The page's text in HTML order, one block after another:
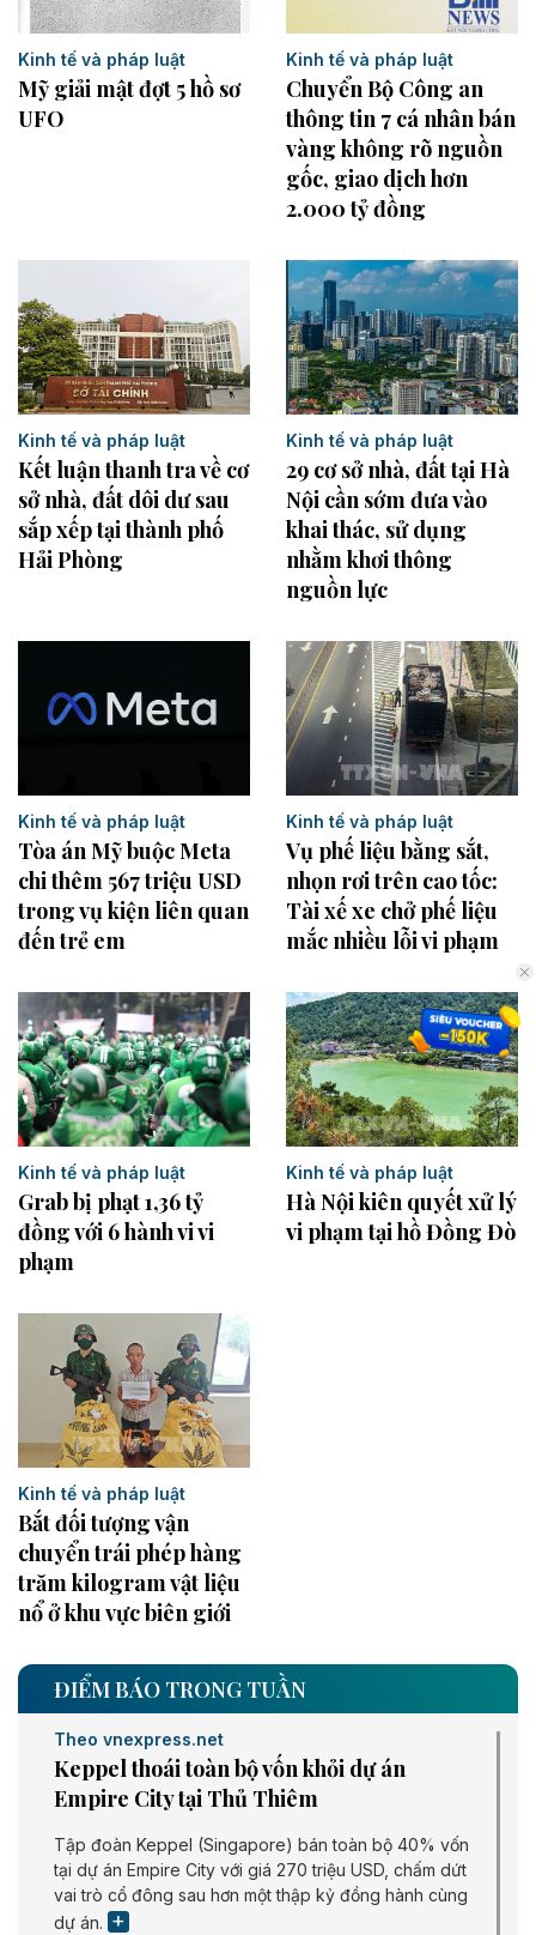
Kinh tế và pháp luật
Mỹ giải mật đợt 5 hồ sơ
UFO
Kinh tế và pháp luật
Chuyển Bộ Công an
thông tin 7 cá nhân bán
vàng không rõ nguồn
gốc, giao dịch hơn
2.000 tỷ đồng
Kinh tế và pháp luật
Kết luận thanh tra về cơ
sở nhà, đất dôi dư sau
sắp xếp tại thành phố
Hải Phòng
Kinh tế và pháp luật
29 cơ sở nhà, đất tại Hà
Nội cần sớm đưa vào
khai thác, sử dụng
nhằm khơi thông
nguồn lực
Kinh tế và pháp luật
Tòa án Mỹ buộc Meta
chi thêm 567 triệu USD
trong vụ kiện liên quan
đến trẻ em
Kinh tế và pháp luật
Vụ phế liệu bằng sắt,
nhọn rơi trên cao tốc:
Tài xế xe chở phế liệu
mắc nhiều lỗi vi phạm
Kinh tế và pháp luật
Grab bị phạt 1,36 tỷ
đồng với 6 hành vi vi
phạm
Kinh tế và pháp luật
Hà Nội kiên quyết xử lý
vi phạm tại hồ Đồng Đò
Kinh tế và pháp luật
Bắt đối tượng vận
chuyển trái phép hàng
trăm kilogram vật liệu
nổ ở khu vực biên giới
ĐIỂM BÁO TRONG TUẦN
Theo vnexpress.net
Keppel thoái toàn bộ vốn khỏi dự án
Empire City tại Thủ Thiêm
Tập đoàn Keppel (Singapore) bán toàn bộ 40% vốn
tại dự án Empire City với giá 270 triệu USD, chấm dứt
vai trò cổ đông sau hơn một thập kỷ đồng hành cùng
dự án.